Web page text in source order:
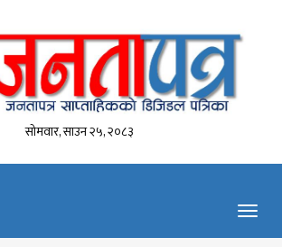
सोमवार, साउन २५, २०८३